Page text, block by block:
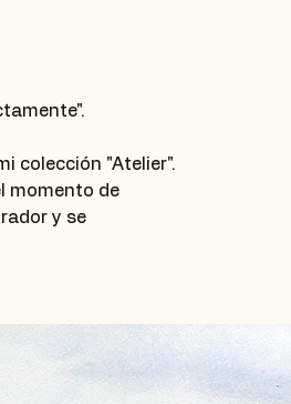
colección "Atelier".
momento de
y se